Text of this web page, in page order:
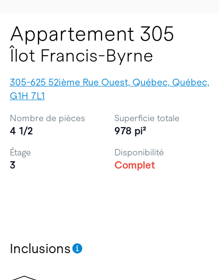
Appartement 305
Îlot Francis-Byrne
305-625 52ième Rue Ouest, Québec, Québec,
G1H 7L1
Inclusions
Nombre de pièces
4 1/2
Superficie totale
978 pi²
Étage
3
Disponibilité
Complet